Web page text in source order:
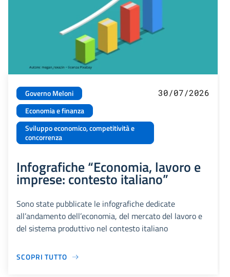
Governo Meloni
Economia e finanza
Sviluppo economico, competitività e
concorrenza
30/07/2026
Infografiche “Economia, lavoro e
imprese: contesto italiano”
Sono state pubblicate le infografiche dedicate
all’andamento dell’economia, del mercato del lavoro e
del sistema produttivo nel contesto italiano
SCOPRI TUTTO